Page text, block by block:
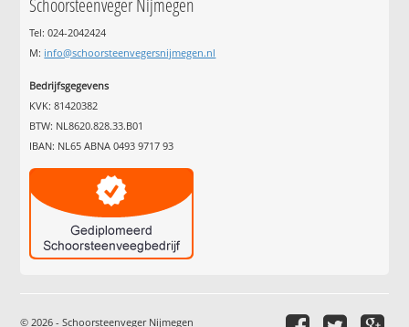
Tel: 024-2042424
M: info@schoorsteenvegersnijmegen.nl
Bedrijfsgegevens
KVK: 81420382
BTW: NL8620.828.33.B01
IBAN: NL65 ABNA 0493 9717 93
© 2026 - Schoorsteenveger Nijmegen